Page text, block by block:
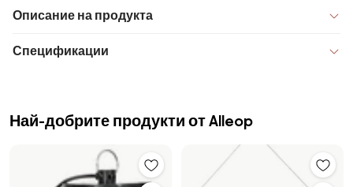
Описание на продукта
Спецификации
Най-добрите продукти от Alleop